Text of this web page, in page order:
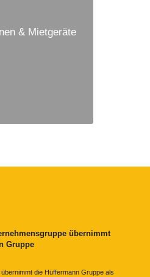
& Mietgeräte
übernimmt
Gruppe
die Hüffermann Gruppe als